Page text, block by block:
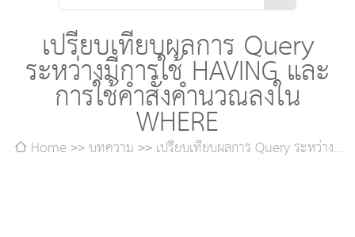
เปรียบเทียบผลการ Query
ระหว่างมีการใช้ HAVING และ
การใช้คำสั่งคำนวณลงใน
WHERE
Home บทความ
เปรียบเทียบผลการ Query ระหว่างมี